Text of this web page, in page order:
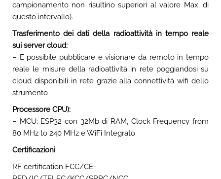
campionamento non risultino superiori al valore Max. di
questo intervallo).
Trasferimento dei dati della radioattività in tempo reale
sui server cloud:
– E possibile pubblicare e visionare da remoto in tempo
reale le misure della radioattività in rete poggiandosi su
cloud disponibili in rete grazie alla connettività wifi dello
strumento
Processore CPU):
– MCU: ESP32 con 32Mb di RAM, Clock Frequency from
80 MHz to 240 MHz e WiFi Integrato
Certificazioni
RF certification FCC/CE-